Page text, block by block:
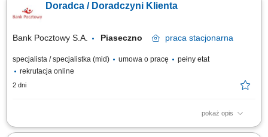
bankowe, faktoring i inne rozwiązania finansowe. Rozwój w kierunku
multidoradcy poprzez poszerzanie oferty produktowej dla klientów
Doradca / Doradczyni Klienta
Bank Pocztowy S.A. Piaseczno praca stacjonarna
specjalista / specjalistka (mid) umowa o pracę
pełny etat
rekrutacja online
2 dni
pokaż opis
Twój zakres obowiązków diagnozowanie potrzeb i oczekiwań Klientów,